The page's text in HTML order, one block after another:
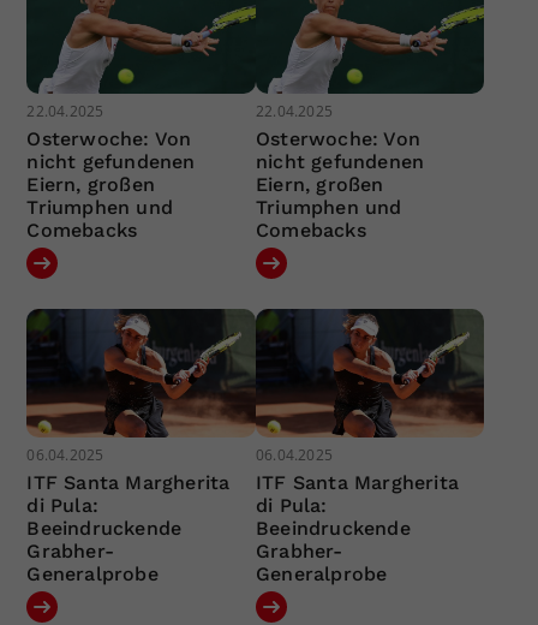
22.04.2025
Osterwoche: Von
nicht gefundenen
Eiern, großen
Triumphen und
Comebacks
22.04.2025
Osterwoche: Von
nicht gefundenen
Eiern, großen
Triumphen und
Comebacks
06.04.2025
ITF Santa Margherita
di Pula:
Beeindruckende
Grabher-
Generalprobe
06.04.2025
ITF Santa Margherita
di Pula:
Beeindruckende
Grabher-
Generalprobe